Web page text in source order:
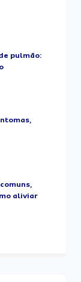
pulmão:
aliviar